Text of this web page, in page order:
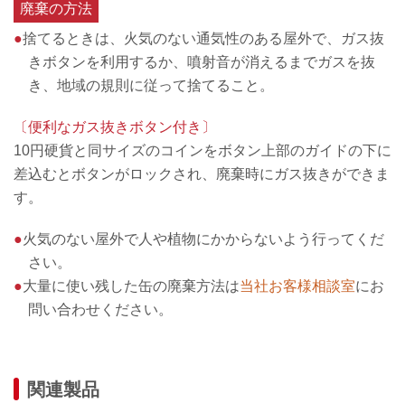
廃棄の方法
●捨てるときは、火気のない通気性のある屋外で、ガス抜
きボタンを利用するか、噴射音が消えるまでガスを抜
き、地域の規則に従って捨てること。
〔便利なガス抜きボタン付き〕
10円硬貨と同サイズのコインをボタン上部のガイドの下に
差込むとボタンがロックされ、廃棄時にガス抜きができま
す。
●火気のない屋外で人や植物にかからないよう行ってくだ
さい。
●大量に使い残した缶の廃棄方法は当社お客様相談室にお
問い合わせください。
関連製品